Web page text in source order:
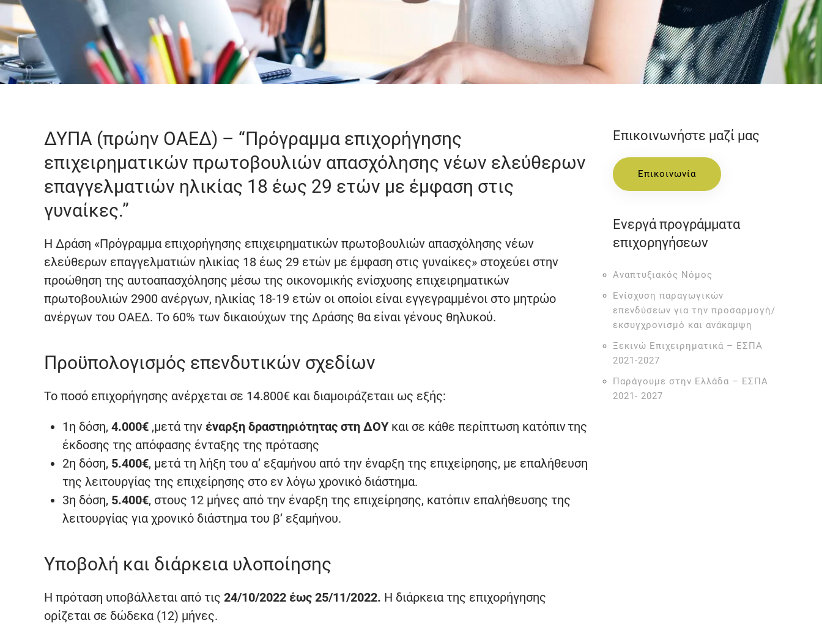
ΔΥΠΑ (πρώην ΟΑΕΔ) – “Πρόγραμμα επιχορήγησης
επιχειρηματικών πρωτοβουλιών απασχόλησης νέων ελεύθερων
επαγγελματιών ηλικίας 18 έως 29 ετών με έμφαση στις
γυναίκες.”
Η Δράση «Πρόγραμμα επιχορήγησης επιχειρηματικών πρωτοβουλιών απασχόλησης νέων
ελεύθερων επαγγελματιών ηλικίας 18 έως 29 ετών με έμφαση στις γυναίκες» στοχεύει στην
προώθηση της αυτοαπασχόλησης μέσω της οικονομικής ενίσχυσης επιχειρηματικών
πρωτοβουλιών 2900 ανέργων, ηλικίας 18-19 ετών οι οποίοι είναι εγγεγραμμένοι στο μητρώο
ανέργων του ΟΑΕΔ. Το 60% των δικαιούχων της Δράσης θα είναι γένους θηλυκού.
Προϋπολογισμός επενδυτικών σχεδίων
Το ποσό επιχορήγησης ανέρχεται σε 14.800€ και διαμοιράζεταιι ως εξής:
1η δόση, 4.000€ ,μετά την έναρξη δραστηριότητας στη ΔΟΥ και σε κάθε περίπτωση κατόπιν της
έκδοσης της απόφασης ένταξης της πρότασης
2η δόση, 5.400€, μετά τη λήξη του α’ εξαμήνου από την έναρξη της επιχείρησης, με επαλήθευση
της λειτουργίας της επιχείρησης στο εν λόγω χρονικό διάστημα.
3η δόση, 5.400€, στους 12 μήνες από την έναρξη της επιχείρησης, κατόπιν επαλήθευσης της
λειτουργίας για χρονικό διάστημα του β’ εξαμήνου.
Υποβολή και διάρκεια υλοποίησης
Η πρόταση υποβάλλεται από τις 24/10/2022 έως 25/11/2022. Η διάρκεια της επιχορήγησης
ορίζεται σε δώδεκα (12) μήνες.
Επικοινωνήστε μαζί μας
Επικοινωνία
Ενεργά προγράμματα
επιχορηγήσεων
Αναπτυξιακός Νόμος
Ενίσχυση παραγωγικών
επενδύσεων για την προσαρμογή/
εκσυγχρονισμό και ανάκαμψη
Ξεκινώ Επιχειρηματικά – ΕΣΠΑ
2021-2027
Παράγουμε στην Ελλάδα – ΕΣΠΑ
2021- 2027